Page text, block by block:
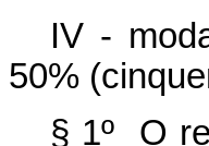
IV -
50%
§ 1º O